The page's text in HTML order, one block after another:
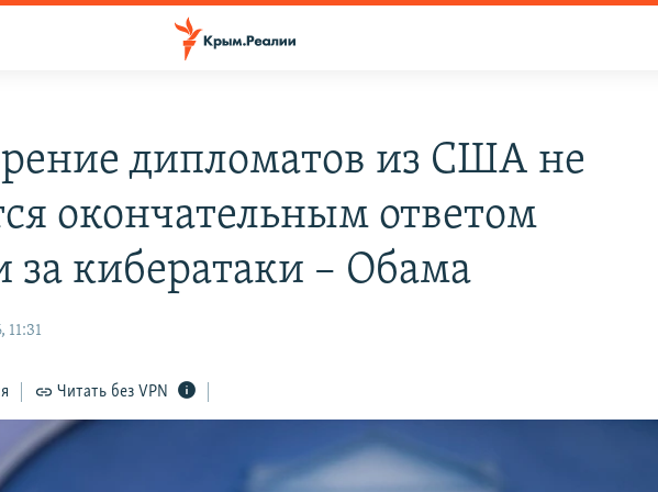
дипломатов из США не
окончательным ответом
за кибератаки – Обама
Читать без VPN